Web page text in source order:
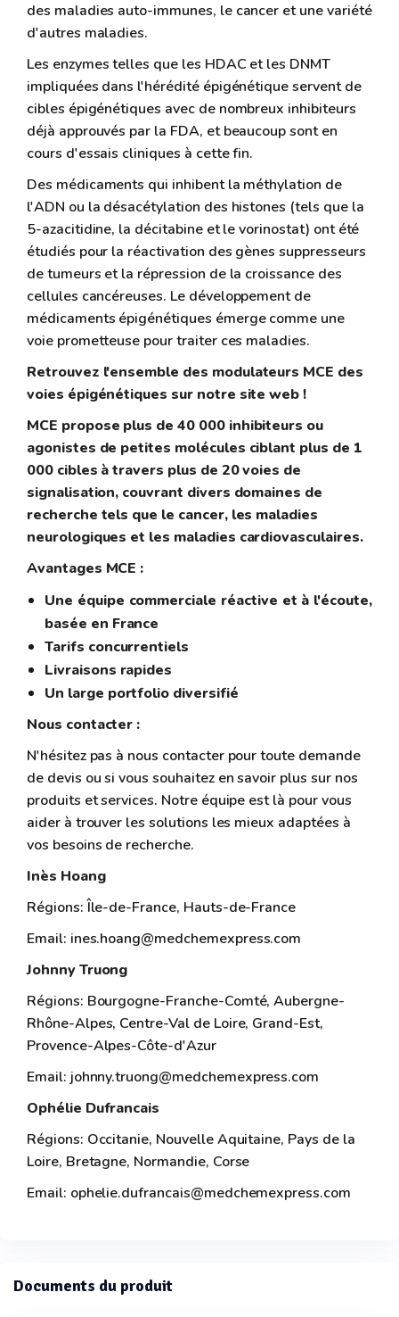
des maladies auto-immunes, le cancer et une variété
d'autres maladies.
Les enzymes telles que les HDAC et les DNMT
impliquées dans l'hérédité épigénétique servent de
cibles épigénétiques avec de nombreux inhibiteurs
déjà approuvés par la FDA, et beaucoup sont en
cours d'essais cliniques à cette fin.
Des médicaments qui inhibent la méthylation de
l'ADN ou la désacétylation des histones (tels que la
5-azacitidine, la décitabine et le vorinostat) ont été
étudiés pour la réactivation des gènes suppresseurs
de tumeurs et la répression de la croissance des
cellules cancéreuses. Le développement de
médicaments épigénétiques émerge comme une
voie prometteuse pour traiter ces maladies.
Retrouvez l'ensemble des modulateurs MCE des
voies épigénétiques sur notre site web !
MCE propose plus de 40 000 inhibiteurs ou
agonistes de petites molécules ciblant plus de 1
000 cibles à travers plus de 20 voies de
signalisation, couvrant divers domaines de
recherche tels que le cancer, les maladies
neurologiques et les maladies cardiovasculaires.
Avantages MCE :
Une équipe commerciale réactive et à l'écoute,
basée en France
Tarifs concurrentiels
Livraisons rapides
Un large portfolio diversifié
Nous contacter :
N'hésitez pas à nous contacter pour toute demande
de devis ou si vous souhaitez en savoir plus sur nos
produits et services. Notre équipe est là pour vous
aider à trouver les solutions les mieux adaptées à
vos besoins de recherche.
Inès Hoang
Régions: Île-de-France, Hauts-de-France
Email: ines.hoang@medchemexpress.com
Johnny Truong
Régions: Bourgogne-Franche-Comté, Aubergne-
Rhône-Alpes, Centre-Val de Loire, Grand-Est,
Provence-Alpes-Côte-d'Azur
Email: johnny.truong@medchemexpress.com
Ophélie Dufrancais
Régions: Occitanie, Nouvelle Aquitaine, Pays de la
Loire, Bretagne, Normandie, Corse
Email: ophelie.dufrancais@medchemexpress.com
Documents du produit